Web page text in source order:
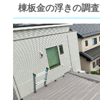
棟板金の浮きの調査